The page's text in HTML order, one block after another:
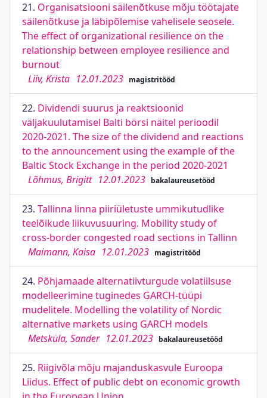
21. Organisatsiooni säilenõtkuse mõju töötajate
säilenõtkuse ja läbipõlemise vahelisele seosele.
The effect of organizational resilience on the
relationship between employee resilience and
burnout
Liiv, Krista 12.01.2023 magistritööd
22. Dividendi suurus ja reaktsioonid
väljakuulutamisel Balti börsi näitel perioodil
2020-2021. The size of the dividend and reactions
to the announcement using the example of the
Baltic Stock Exchange in the period 2020-2021
Lõhmus, Brigitt 12.01.2023 bakalaureusetööd
23. Tallinna linna piiriületuste ummikutudlike
teelõikude liikuvusuuring. Mobility study of
cross-border congested road sections in Tallinn
Maimann, Kaisa 12.01.2023 magistritööd
24. Põhjamaade alternatiivturgude volatiilsuse
modelleerimine tuginedes GARCH-tüüpi
mudelitele. Modelling the volatility of Nordic
alternative markets using GARCH models
Metsküla, Sander 12.01.2023 bakalaureusetööd
25. Riigivõla mõju majanduskasvule Euroopa
Liidus. Effect of public debt on economic growth